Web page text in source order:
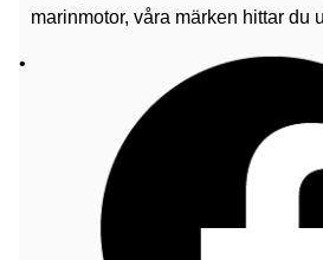
marinmotor, våra märken hittar du